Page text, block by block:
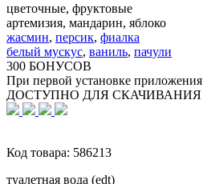
цветочные, фруктовые
артемизия, мандарин, яблоко
жасмин, персик, фиалка
белый мускус, ваниль, пачули
300 БОНУСОВ
При первой установке приложения
ДОСТУПНО ДЛЯ СКАЧИВАНИЯ
Код товара: 586213
туалетная вода (edt)